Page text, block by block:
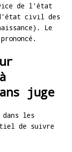
de l’état
civil des
Le
juge
les
de suivre